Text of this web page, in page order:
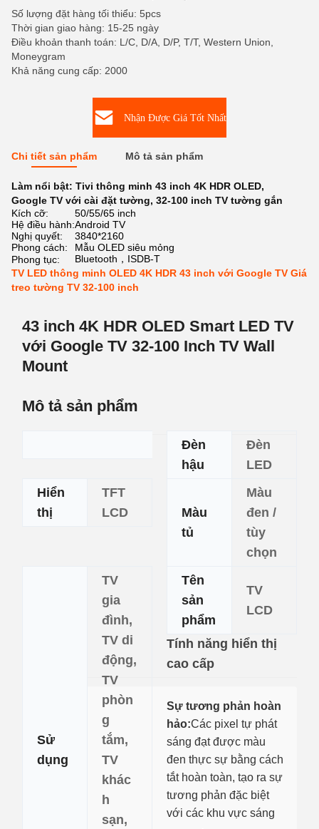
Số lượng đặt hàng tối thiểu: 5pcs
Thời gian giao hàng: 15-25 ngày
Điều khoản thanh toán: L/C, D/A, D/P, T/T, Western Union,
Moneygram
Khả năng cung cấp: 2000
Nhận Được Giá Tốt Nhất
Chi tiết sản phẩm Mô tả sản phẩm
Làm nổi bật: Tivi thông minh 43 inch 4K HDR OLED,
Google TV với cài đặt tường, 32-100 inch TV tường gắn
Kích cỡ:
50/55/65 inch
Hệ điều hành:Android TV
Nghị quyết:
3840*2160
Phong cách:
Mẫu OLED siêu mỏng
Phong tục:
Bluetooth，ISDB-T
TV LED thông minh OLED 4K HDR 43 inch với Google TV Giá
treo tường TV 32-100 inch
43 inch 4K HDR OLED Smart LED TV
với Google TV 32-100 Inch TV Wall
Mount
Mô tả sản phẩm
Đèn
hậu
Đèn
LED
Hiển
thị
TFT
LCD
Màu
tủ
Màu
đen /
tùy
chọn
Sử
dụng
TV
gia
đình,
TV di
động,
TV
phòn
g
tắm,
TV
khác
h
sạn,
Tên
sản
phẩm
TV
LCD
Tính năng hiển thị
cao cấp
Sự tương phản hoàn
hảo:Các pixel tự phát
sáng đạt được màu
đen thực sự bằng cách
tắt hoàn toàn, tạo ra sự
tương phản đặc biệt
với các khu vực sáng